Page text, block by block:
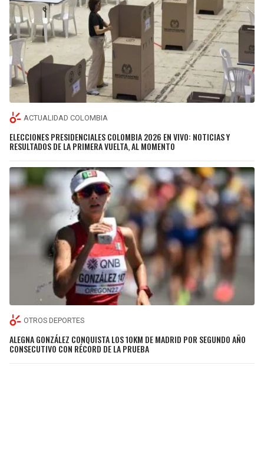
ACTUALIDAD COLOMBIA
ELECCIONES PRESIDENCIALES COLOMBIA 2026 EN VIVO: NOTICIAS Y
RESULTADOS DE LA PRIMERA VUELTA, AL MOMENTO
OTROS DEPORTES
ALEGNA GONZÁLEZ CONQUISTA LOS 10KM DE MADRID POR SEGUNDO AÑO
CONSECUTIVO CON RÉCORD DE LA PRUEBA